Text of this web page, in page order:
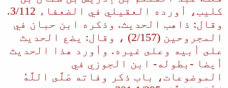
كليب، أورده العقيلي في الضعفاء 3/112.
وقال: ذاهب الحديث. وذكره ابن حبان في
المجروحين (2/157) ، وقال: يضع الحديث
على أبيه وعلى غيره. وأورد هذا الحديث
أيضا -بطوله- ابن الجوزي في
الموضوعات، باب ذكر وفاته صَلَّى اللَّهُ